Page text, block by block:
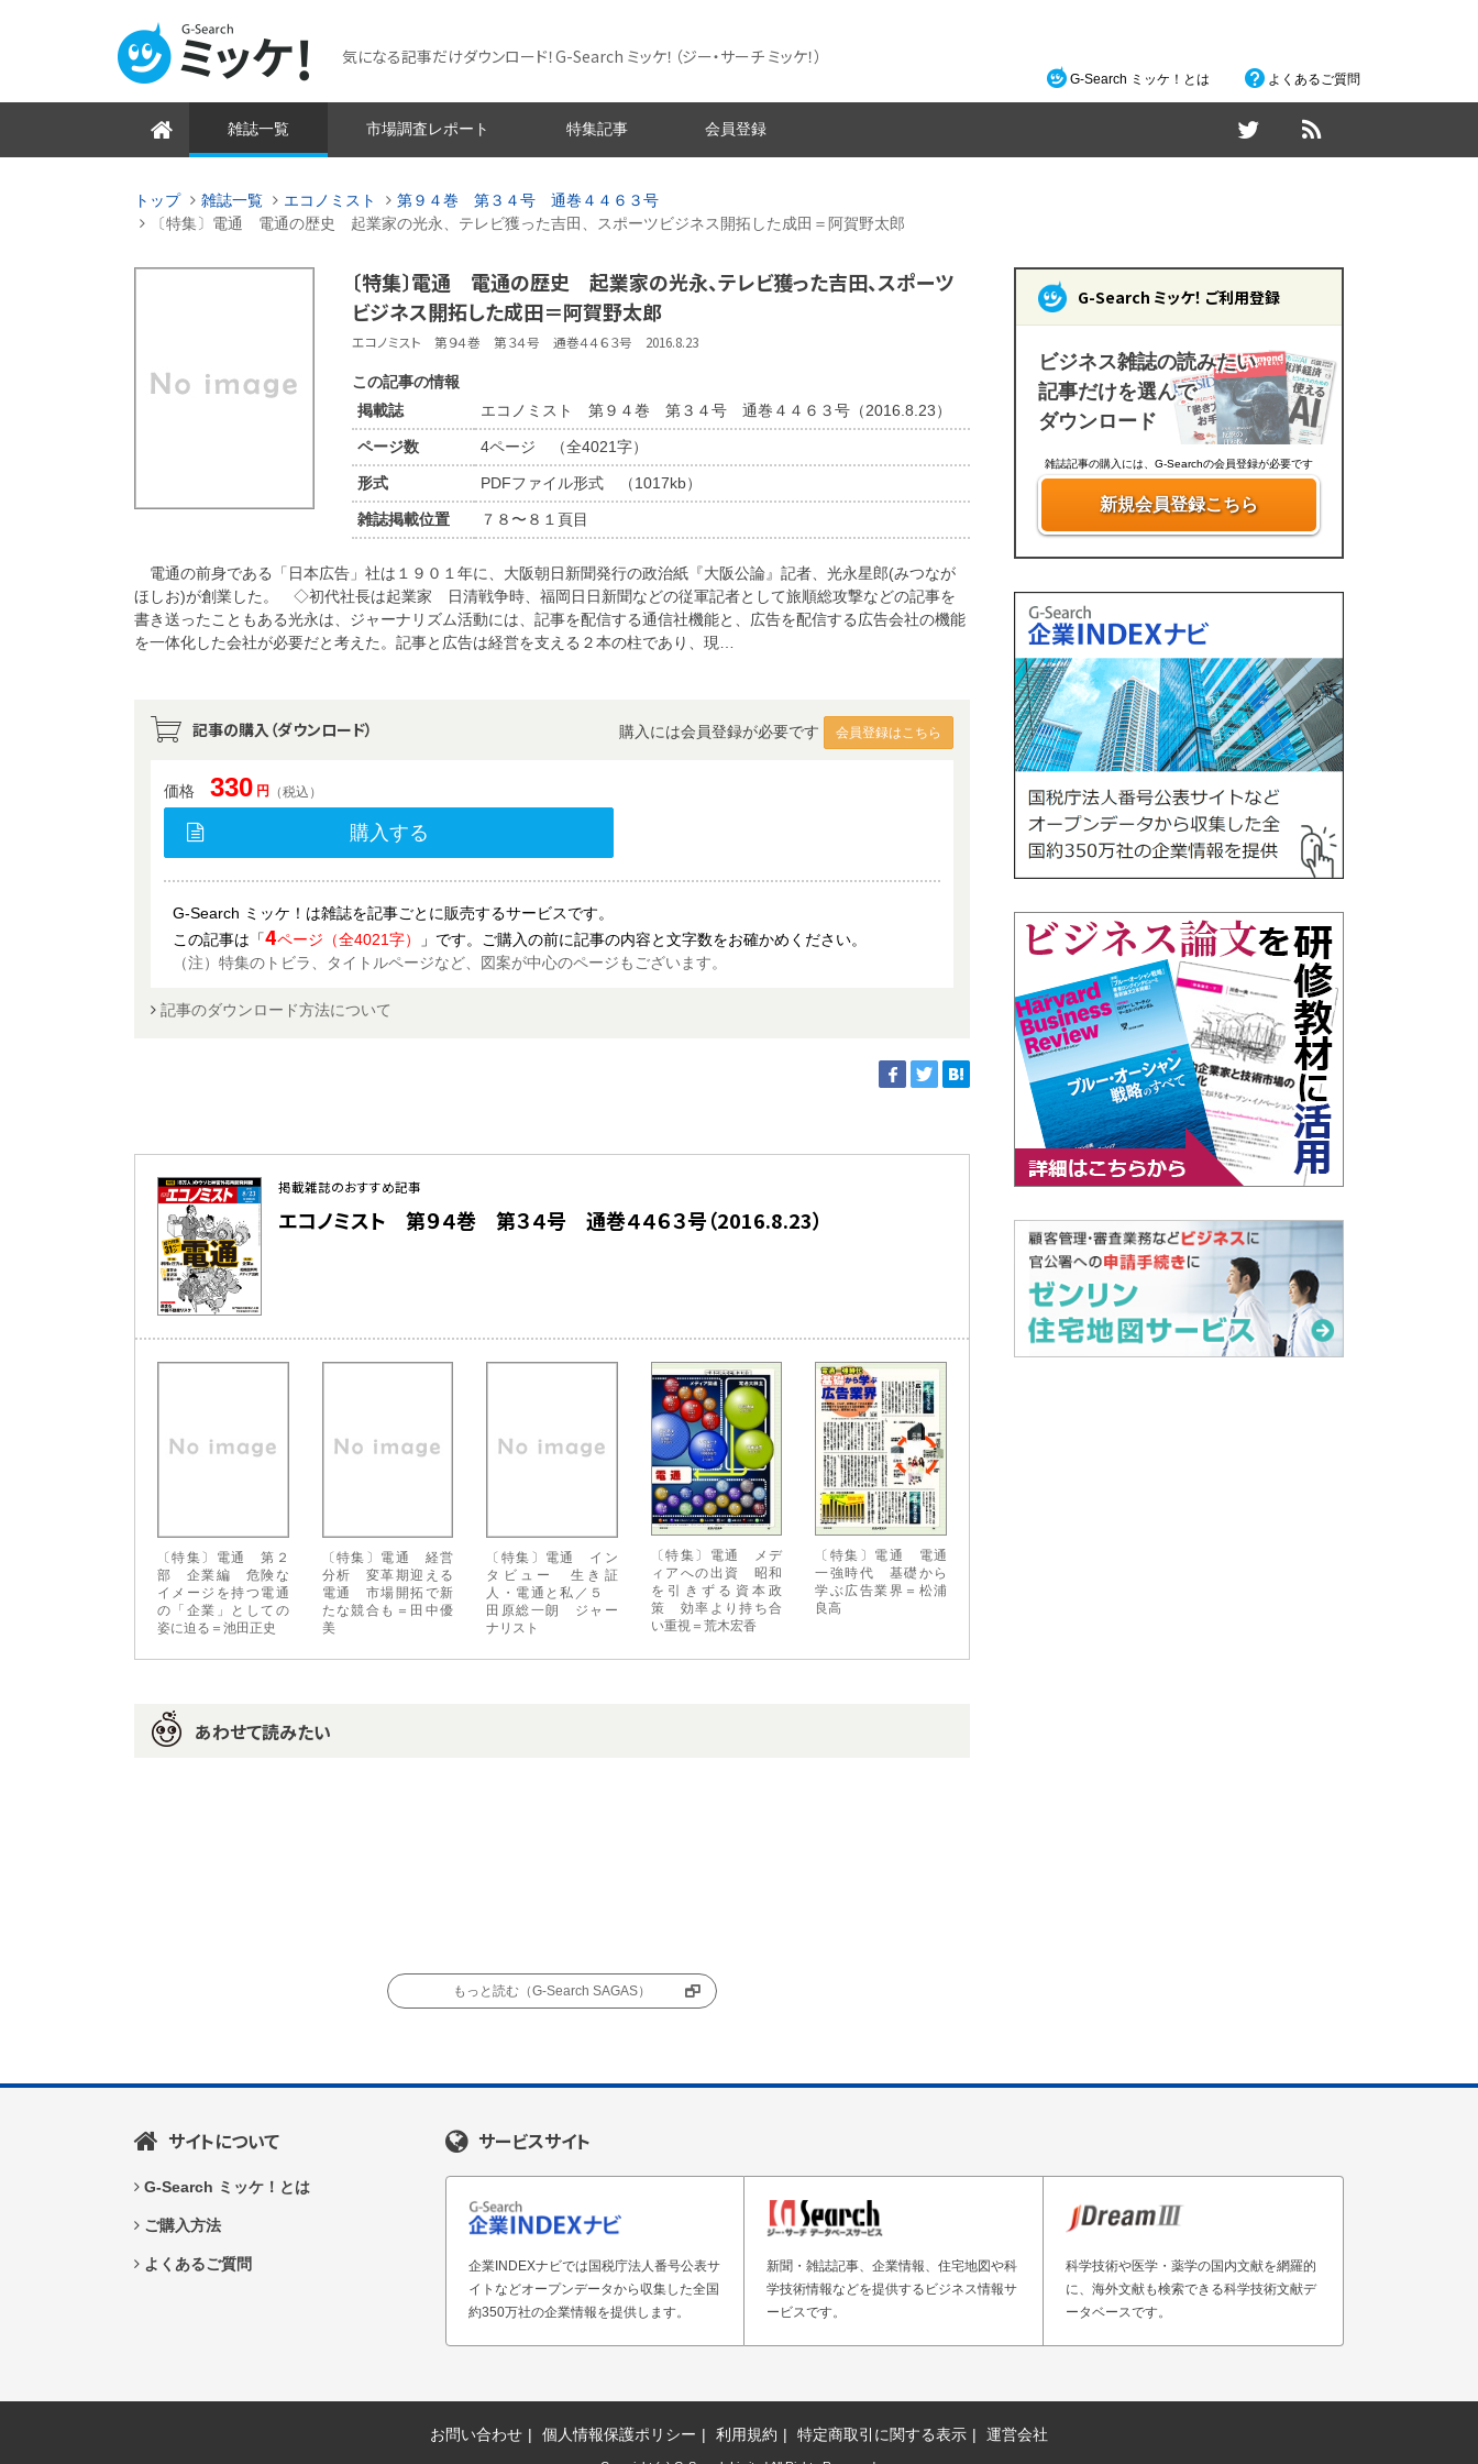
気になる記事だけダウンロード！G-Search ミッケ！ （ジー・サーチ ミッケ！）
G-Search ミッケ！とは よくあるご質問
雑誌一覧 市場調査レポート 特集記事 会員登録
トップ 雑誌一覧 エコノミスト
第９４巻 第３４号 通巻４４６３号
〔特集〕電通 電通の歴史 起業家の光永、テレビ獲った吉田、スポーツビジネス開拓した成田＝阿賀野太郎
〔特集〕電通 電通の歴史 起業家の光永、テレビ獲った吉田、スポーツ
ビジネス開拓した成田＝阿賀野太郎
エコノミスト 第９４巻 第３４号 通巻４４６３号 2016.8.23
この記事の情報
掲載誌
エコノミスト 第９４巻 第３４号 通巻４４６３号（2016.8.23）
ページ数 4ページ （全4021字）
形式 PDFファイル形式 （1017kb）
雑誌掲載位置 ７８〜８１頁目
電通の前身である「日本広告」社は１９０１年に、大阪朝日新聞発行の政治紙『大阪公論』記者、光永星郎(みつなが
ほしお)が創業した。 ◇初代社長は起業家 日清戦争時、福岡日日新聞などの従軍記者として旅順総攻撃などの記事を
書き送ったこともある光永は、ジャーナリズム活動には、記事を配信する通信社機能と、広告を配信する広告会社の機能
を一体化した会社が必要だと考えた。記事と広告は経営を支える２本の柱であり、現…
記事の購入（ダウンロード） 購入には会員登録が必要です 会員登録はこちら
価格 330 円 （税込）
購入する
G-Search ミッケ！は雑誌を記事ごとに販売するサービスです。
この記事は「4ページ（全4021字）
」です。ご購入の前に記事の内容と文字数をお確かめください。
（注）特集のトビラ、タイトルページなど、図案が中心のページもございます。
記事のダウンロード方法について
掲載雑誌のおすすめ記事
エコノミスト 第９４巻 第３４号 通巻４４６３号（2016.8.23）
〔特集〕電通 第２
部 企業編 危険な
イメージを持つ電通
の「企業」としての
姿に迫る＝池田正史
〔特集〕電通 経営
分析 変革期迎える
電通 市場開拓で新
たな競合も＝田中優
美
〔特集〕電通 イン
タビュー 生き証
人・電通と私／５
田原総一朗 ジャー
ナリスト
〔特集〕電通 メデ
ィアへの出資 昭和
を引きずる資本政
策 効率より持ち合
い重視＝荒木宏香
〔特集〕電通 電通
一強時代 基礎から
学ぶ広告業界＝松浦
良高
あわせて読みたい
もっと読む（G-Search SAGAS）
G-Search ミッケ！ ご利用登録
ビジネス雑誌の読みたい
記事だけを選んで
ダウンロード
雑誌記事の購入には、G-Searchの会員登録が必要です
新規会員登録こちら
サイトについて
G-Search ミッケ！とは
ご購入方法
よくあるご質問
サービスサイト
企業INDEXナビでは国税庁法人番号公表サ
イトなどオープンデータから収集した全国
約350万社の企業情報を提供します。
新聞・雑誌記事、企業情報、住宅地図や科
学技術情報などを提供するビジネス情報サ
ービスです。
科学技術や医学・薬学の国内文献を網羅的
に、海外文献も検索できる科学技術文献デ
ータベースです。
お問い合わせ 個人情報保護ポリシー 利用規約 特定商取引に関する表示 運営会社